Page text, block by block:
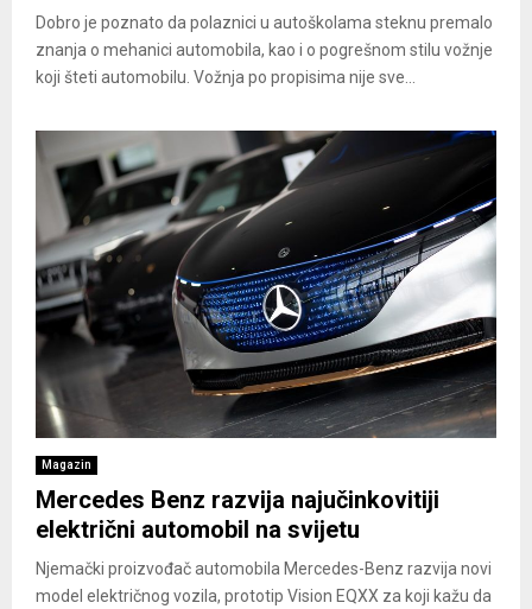
Dobro je poznato da polaznici u autoškolama steknu premalo
znanja o mehanici automobila, kao i o pogrešnom stilu vožnje
koji šteti automobilu. Vožnja po propisima nije sve...
Magazin
Mercedes Benz razvija najučinkovitiji
električni automobil na svijetu
Njemački proizvođač automobila Mercedes-Benz razvija novi
model električnog vozila, prototip Vision EQXX za koji kažu da